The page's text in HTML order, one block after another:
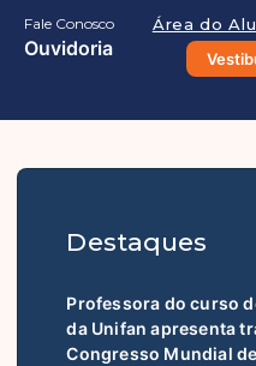
Fale Conosco
Ouvidoria
Área do
Destaques
Professora do curso
da Unifan apresenta
Congresso Mundial